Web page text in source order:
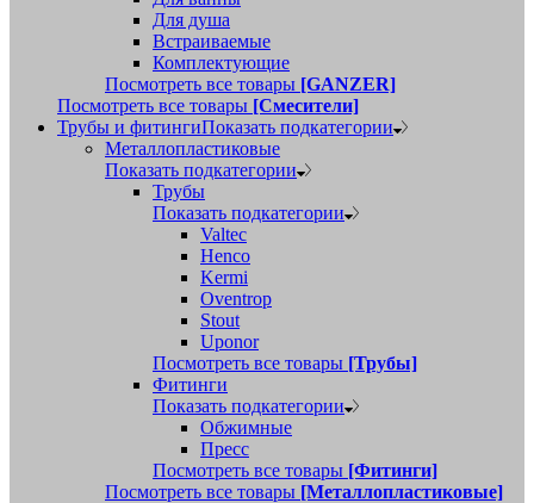
Для душа
Встраиваемые
Комплектующие
Посмотреть все товары [GANZER]
Посмотреть все товары [Смесители]
Трубы и фитингиПоказать подкатегории
Металлопластиковые
Показать подкатегории
Трубы
Показать подкатегории
Valtec
Henco
Kermi
Oventrop
Stout
Uponor
Посмотреть все товары [Трубы]
Фитинги
Показать подкатегории
Обжимные
Пресс
Посмотреть все товары [Фитинги]
Посмотреть все товары [Металлопластиковые]